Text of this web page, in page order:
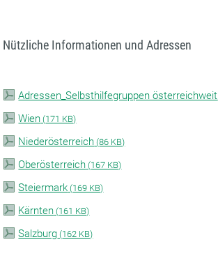
Nützliche Informationen und Adressen
Adressen_Selbsthilfegruppen österreichweit
Wien (171 KB)
Niederösterreich (86 KB)
Oberösterreich (167 KB)
Steiermark (169 KB)
Kärnten (161 KB)
Salzburg (162 KB)